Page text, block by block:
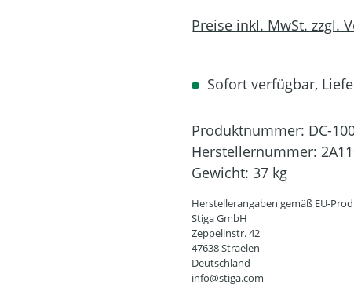
Preise inkl. MwSt. zzgl.
Sofort verfügbar,
Produktnummer: DC-
Herstellernummer:
Gewicht: 37 kg
Herstellerangaben gemäß EU-
Stiga GmbH
Zeppelinstr. 42
47638 Straelen
Deutschland
info@stiga.com